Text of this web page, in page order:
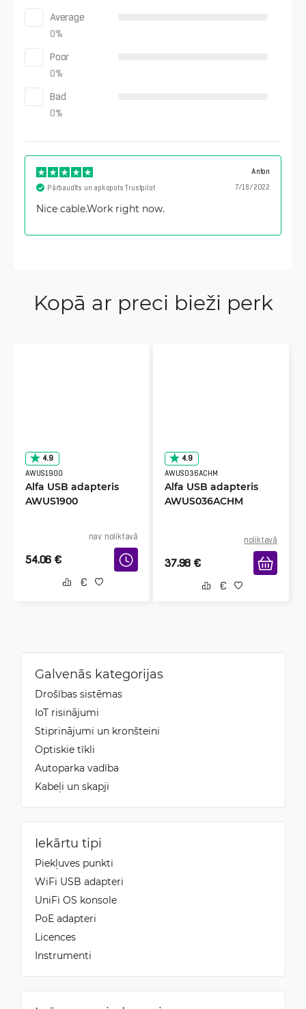
Average
0%
Poor
0%
Bad
0%
Anton
7/18/2022
Pārbaudīts un apkopots Trustpilot
Nice cable.Work right now.
Kopā ar preci bieži perk
4.9
AWUS1900
Alfa USB adapteris
AWUS1900
nav noliktavā
54.06 €
4.9
AWUS036ACHM
Alfa USB adapteris
AWUS036ACHM
noliktavā
37.98 €
Galvenās kategorijas
Drošības sistēmas
IoT risinājumi
Stiprinājumi un kronšteini
Optiskie tīkli
Autoparka vadība
Kabeļi un skapji
Iekārtu tipi
Piekļuves punkti
WiFi USB adapteri
UniFi OS konsole
PoE adapteri
Licences
Instrumenti